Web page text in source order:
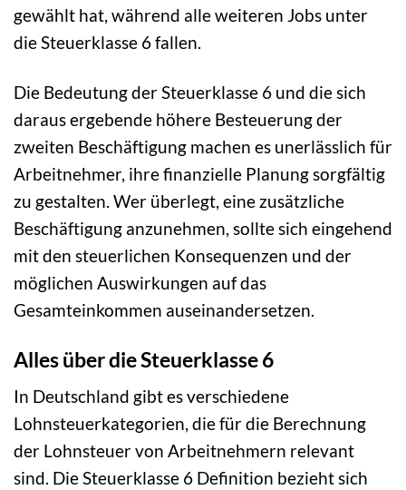
gewählt hat, während alle weiteren Jobs unter
die Steuerklasse 6 fallen.
Die Bedeutung der Steuerklasse 6 und die sich
daraus ergebende höhere Besteuerung der
zweiten Beschäftigung machen es unerlässlich für
Arbeitnehmer, ihre finanzielle Planung sorgfältig
zu gestalten. Wer überlegt, eine zusätzliche
Beschäftigung anzunehmen, sollte sich eingehend
mit den steuerlichen Konsequenzen und der
möglichen Auswirkungen auf das
Gesamteinkommen auseinandersetzen.
Alles über die Steuerklasse 6
In Deutschland gibt es verschiedene
Lohnsteuerkategorien, die für die Berechnung
der Lohnsteuer von Arbeitnehmern relevant
sind. Die Steuerklasse 6 Definition bezieht sich